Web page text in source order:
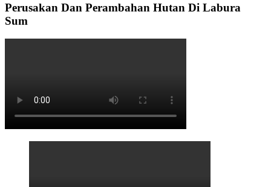
Perusakan Dan Perambahan Hutan Di Labura
Sum